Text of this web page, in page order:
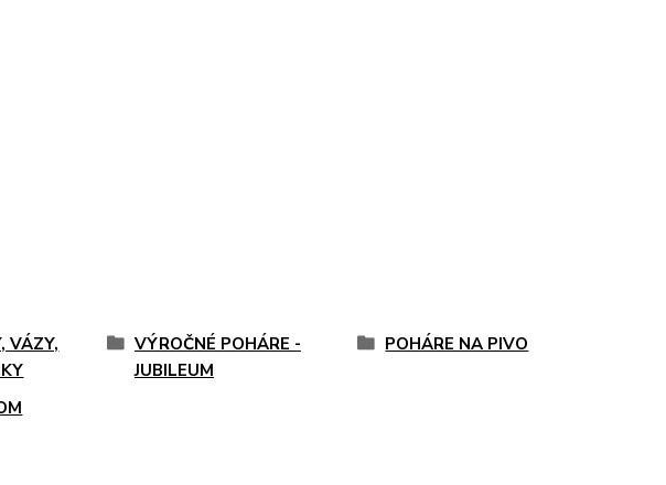
VÁZY,
VÝROČNÉ POHÁRE -
JUBILEUM
POHÁRE NA PIVO